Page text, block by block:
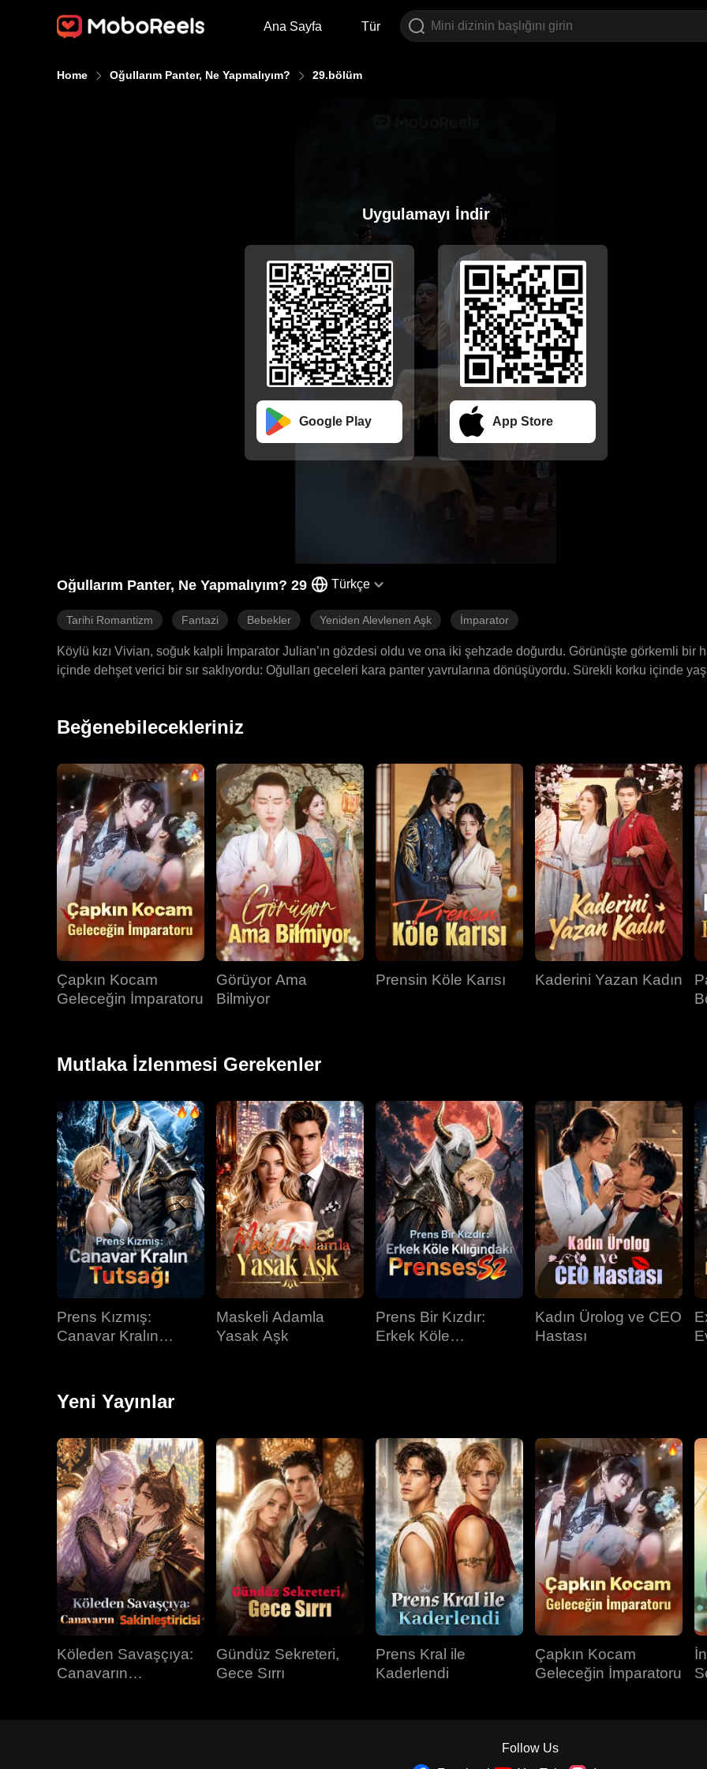
Ana Sayfa Tür
Home Oğullarım Panter, Ne Yapmalıyım? 29.bölüm
Uygulamayı İndir
Google Play App Store
Oğullarım Panter, Ne Yapmalıyım? 29 Türkçe
Tarihi Romantizm Fantazi Bebekler Yeniden Alevlenen Aşk İmparator
Köylü kızı Vivian, soğuk kalpli İmparator Julian’ın gözdesi oldu ve ona iki şehzade doğurdu. Görünüşte görkemli bir
içinde dehşet verici bir sır saklıyordu: Oğulları geceleri kara panter yavrularına dönüşüyordu. Sürekli korku içinde
günü şöleninde ortaya çıktı.
Beğenebilecekleriniz
Çapkın Kocam
Geleceğin İmparatoru
Görüyor Ama
Bilmiyor
Prensin Köle Karısı Kaderini Yazan Kadın
Mutlaka İzlenmesi Gerekenler
Prens Kızmış:
Canavar Kralın
Maskeli Adamla
Yasak Aşk
Prens Bir Kızdır:
Erkek Köle
Kadın Ürolog ve CEO
Hastası
Yeni Yayınlar
Köleden Savaşçıya:
Canavarın
Gündüz Sekreteri,
Gece Sırrı
Prens Kral ile
Kaderlendi
Çapkın Kocam
Geleceğin İmparatoru
Follow Us